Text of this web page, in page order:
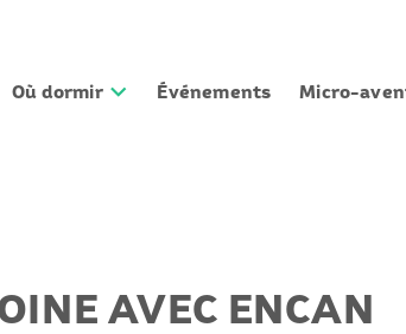
Où dormir Événements Micro-
AVEC ENCAN